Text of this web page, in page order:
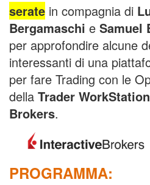
serate in compagnia di
Bergamaschi e Samuel
per approfondire alcune
interessanti di una
per fare Trading con le
della Trader WorkStation
Brokers.
PROGRAMMA: